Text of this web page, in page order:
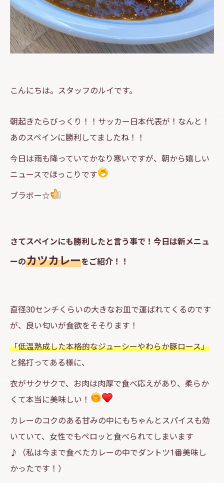
こんにちは。スタッフのルイです。
朝起きたらびっくり！！サッカー日本代表が！なんと！
あのスペインに勝利してましたね！！
今日は雨も降っていてかなり寒いですが、朝から嬉しい
ニュースでほっこりです
ブラボー☆
さてスペインにも勝利したと言う事で！今日は新メニュ
ーのカツカレーをご紹介！！
直径30センチくらいの大きなお皿で運ばれてくるのです
が、良い匂いが食欲をそそります！
「低温熟成した本格的なジューシーやわらか豚ロース」
と銘打ってある様に、
衣がサクサクで、お肉は肉厚で食べ応えがあり、柔らか
くて本当に美味しい！
カレーのコクのある甘みの中にもちゃんとスパイスも効
いていて、女性でもペロッと食べられてしまいます
♪（私は今まで食べたカレーの中でダントツ1番美味し
かったです！）